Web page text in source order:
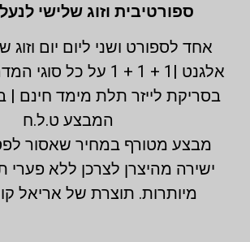
ספורטיבית וזוג שלישי
אחד לספורט ושני ליום יום וזוג
אלגנט |1 + 1 + 1 על כל
בסריקת לייזר תלת מימד חינם |
המבצע ט.ל.ח
מבצע מטורף במחיר שאסור
ישירה מהיצרן לצרכן ללא פערי
מיותרות. תוצרת של אריאל